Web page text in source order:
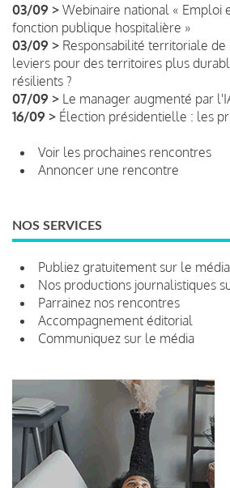
03/09 > Webinaire national « Emploi
fonction publique hospitalière »
03/09 > Responsabilité territoriale
leviers pour des territoires plus
résilients ?
07/09 > Le manager augmenté par
16/09 > Élection présidentielle : les
Voir les prochaines rencontres
Annoncer une rencontre
NOS SERVICES
Publiez gratuitement sur le média
Nos productions journalistiques
Parrainez nos rencontres
Accompagnement éditorial
Communiquez sur le média